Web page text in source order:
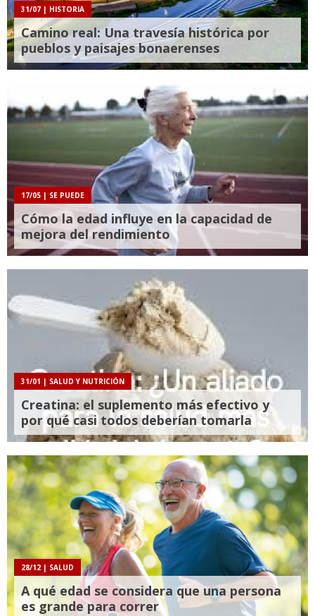
31/07 | HISTORIA
Camino real: Una travesía histórica por
pueblos y paisajes bonaerenses
17/05 | SE PUEDE
Cómo la edad influye en la capacidad de
mejora del rendimiento
31/01 | SALUD Y NUTRICIÓN
Creatina: el suplemento más efectivo y
por qué casi todos deberían tomarla
28/12 | SALUD
A qué edad se considera que una persona
es grande para correr